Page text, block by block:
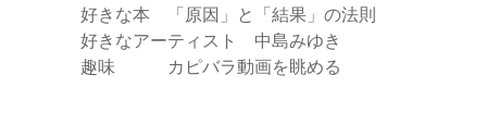
好きな本 「原因」と「結果」の法則
好きなアーティスト 中島みゆき
趣味 カピバラ動画を眺める